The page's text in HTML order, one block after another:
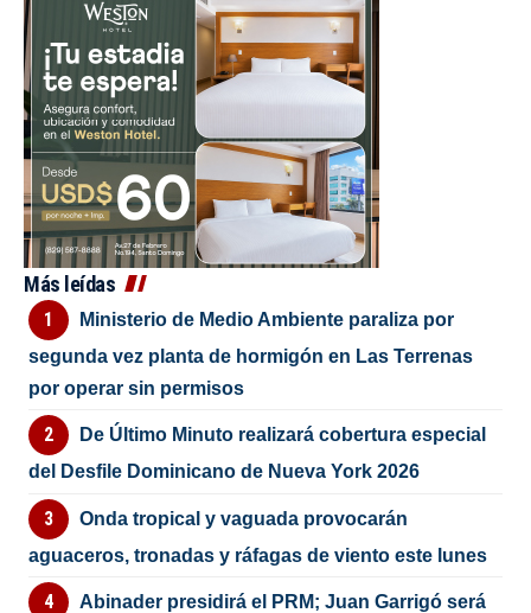
Más leídas
Ministerio de Medio Ambiente paraliza por
segunda vez planta de hormigón en Las Terrenas
por operar sin permisos
De Último Minuto realizará cobertura especial
del Desfile Dominicano de Nueva York 2026
Onda tropical y vaguada provocarán
aguaceros, tronadas y ráfagas de viento este lunes
Abinader presidirá el PRM; Juan Garrigó será